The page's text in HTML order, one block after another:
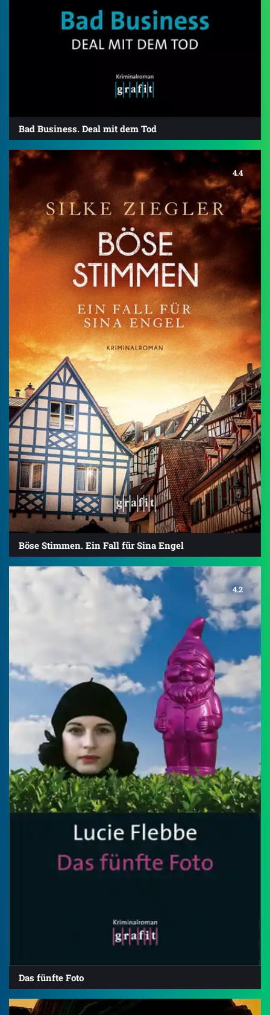
Bad Business. Deal mit dem Tod
4.4
Böse Stimmen. Ein Fall für Sina Engel
4.2
Das fünfte Foto